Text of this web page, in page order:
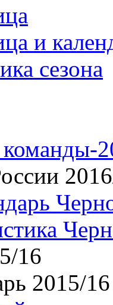
и
сезона
16
2015/16